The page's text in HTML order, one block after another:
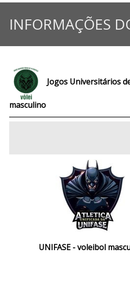
INFORMAÇÕES
Jogos Universitários
masculino
UNIFASE - voleibol